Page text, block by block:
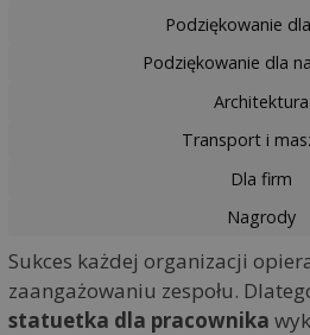
Podziękowanie
Podziękowanie dla
Architektura
Transport i
Dla firm
Nagrody
Sukces każdej organizacji
zaangażowaniu zespołu.
statuetka dla pracownika